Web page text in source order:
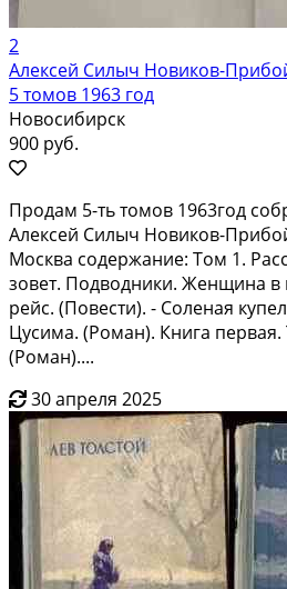
2
Алексей Силыч Новиков-
5 томов 1963 год
Новосибирск
900 руб.
Продам 5-ть томов 1963год
Алексей Силыч Новиков-
Москва содержание: Том 1.
зовет. Подводники. Женщина
рейс. (Повести). - Соленая
Цусима. (Роман). Книга
(Роман)....
30 апреля 2025